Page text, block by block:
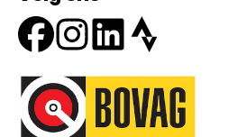
Onze partners